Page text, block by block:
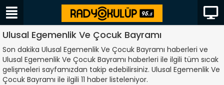
Ulusal Egemenlik Ve Çocuk Bayramı
Son dakika Ulusal Egemenlik Ve Çocuk Bayramı haberleri ve
Ulusal Egemenlik Ve Çocuk Bayramı haberleri ile ilgili tüm sıcak
gelişmeleri sayfamızdan takip edebilirsiniz. Ulusal Egemenlik Ve
Çocuk Bayramı ile ilgili 11 haber listeleniyor.